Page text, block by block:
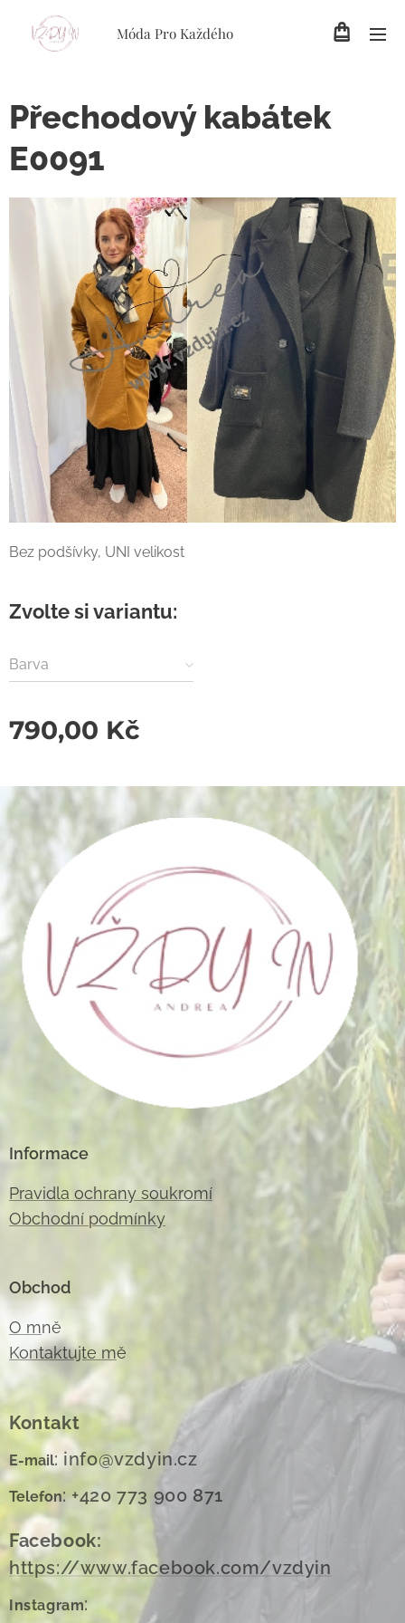
Móda Pro Každého
Přechodový kabátek
E0091
Bez podšívky, UNI velikost
Zvolte si variantu:
Barva
790,00 Kč
Informace
Pravidla ochrany soukromí
Obchodní podmínky
Obchod
O mně
Kontaktujte mě
Kontakt
E-mail: info@vzdyin.cz
Telefon: +420 773 900 871
Facebook:
https://www.facebook.com/vzdyin
Instagram: